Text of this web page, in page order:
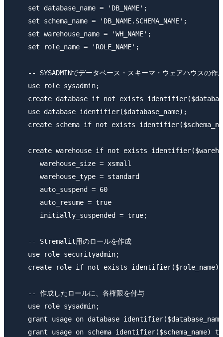
    set database_name = 'DB_NAME';
    set schema_name = 'DB_NAME.SCHEMA_NAME';
    set warehouse_name = 'WH_NAME';
    set role_name = 'ROLE_NAME';
-- SYSADMINでデータベース・スキーマ・ウェアハウスの作
    use role sysadmin;
create database if not exists
    use database identifier($database_name);
create schema if not exists
create warehouse if not exists
       warehouse_size = xsmall
       warehouse_type = standard
       auto_suspend = 60
       auto_resume = true
       initially_suspended = true;
    -- Stremalit用のロールを作成
    use role securityadmin;
    create role if not exists identifier($role_name);
    -- 作成したロールに、各権限を付与
    use role sysadmin;
grant usage on database
grant usage on schema identifier($schema_name)